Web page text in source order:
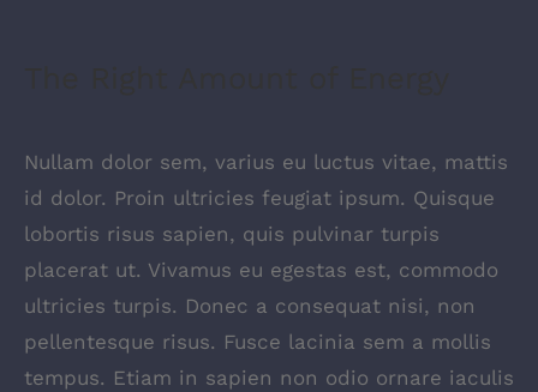
Nullam dolor sem, varius eu luctus vitae, mattis
id dolor. Proin ultricies feugiat ipsum. Quisque
lobortis risus sapien, quis pulvinar turpis
placerat ut. Vivamus eu egestas est, commodo
ultricies turpis. Donec a consequat nisi, non
pellentesque risus. Fusce lacinia sem a mollis
tempus. Etiam in sapien non odio ornare iaculis